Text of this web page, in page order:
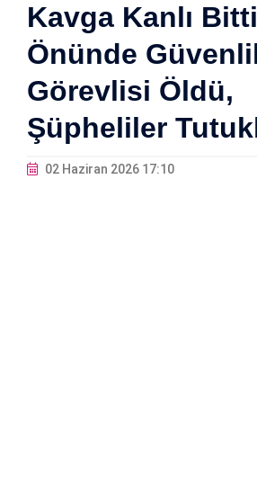
Kavga Kanlı
Önünde
Görevlisi Öldü,
Şüpheliler
02 Haziran 2026 17:10